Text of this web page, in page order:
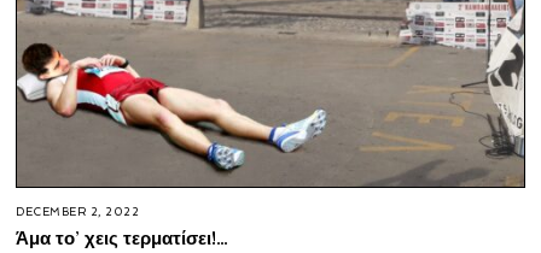
DECEMBER 2, 2022
Άμα το’ χεις τερματίσει!…